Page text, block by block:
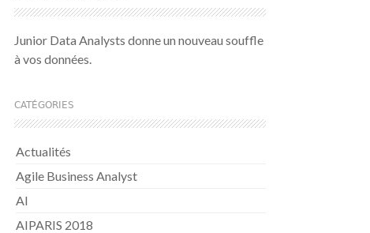
Junior Data Analysts donne un nouveau souffle
à vos données.
CATÉGORIES
Actualités
Agile Business Analyst
AI
AIPARIS 2018